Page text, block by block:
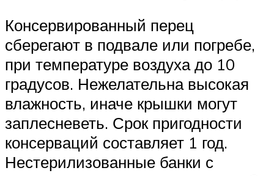
Консервированный перец
сберегают в подвале или погребе,
при температуре воздуха до 10
градусов. Нежелательна высокая
влажность, иначе крышки могут
заплесневеть. Срок пригодности
консерваций составляет 1 год.
Нестерилизованные банки с